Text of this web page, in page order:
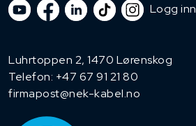
Logg inn
Luhrtoppen 2, 1470 Lørenskog
Telefon: +47 67 91 21 80
firmapost@nek-kabel.no